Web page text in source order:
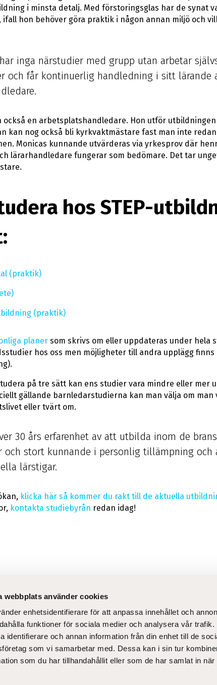
webbplats använder cookies
enhetsidentifierare för att anpassa innehållet och
funktioner för sociala medier och analysera vår
identifierare och annan information från din enhet till de
som vi samarbetar med. Dessa kan i sin tur
som du har tillhandahållit eller som de har samlat in
i minsta detalj. Med förstoringsglas har de synat
ifall hon behöver göra praktik i någon annan miljö och
inga närstudier med grupp utan arbetar
och får kontinuerlig handledning i sitt lärande
också en arbetsplatshandledare. Hon utför utbildningen
kan nog också bli kyrkvaktmästare fast man inte
Monicas kunnande utvärderas via yrkesprov där
lärarhandledare fungerar som bedömare. Det tar
hos STEP-
(praktik)
(praktik)
planer som skrivs om eller uppdateras under hela
hos oss men möjligheter till andra upplägg finns
på tre sätt kan ens studier vara mindre eller mer
gällande barnledarstudierna kan man välja om man
eller tvärt om.
30 års erfarenhet av att utbilda inom de
och stort kunnande i personlig tillämpning och
lärstigar.
klicka här så kommer du rakt till de aktuella
kontakta studiebyrån redan idag!
Aktuellt
Utbildning
Blogg
Digitala verktyg
Till nyantagna
Kyrkans svenska